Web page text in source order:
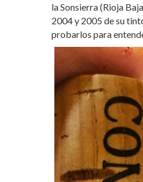
la Sonsierra (Rioja
2004 y 2005 de su
probarlos para